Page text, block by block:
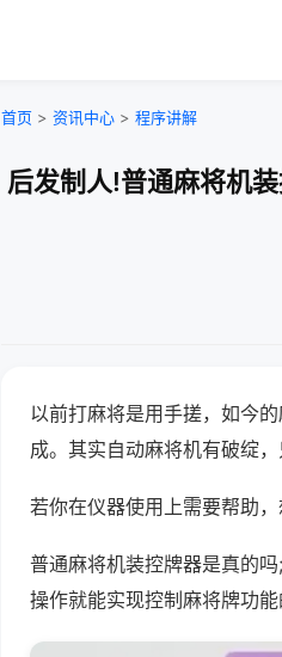
首页 > 资讯中心 > 程序讲解
后发制人!普通麻将机
以前打麻将是用手搓，如今
成。其实自动麻将机有破绽
若你在仪器使用上需要帮助
普通麻将机装控牌器是真的
操作就能实现控制麻将牌功能